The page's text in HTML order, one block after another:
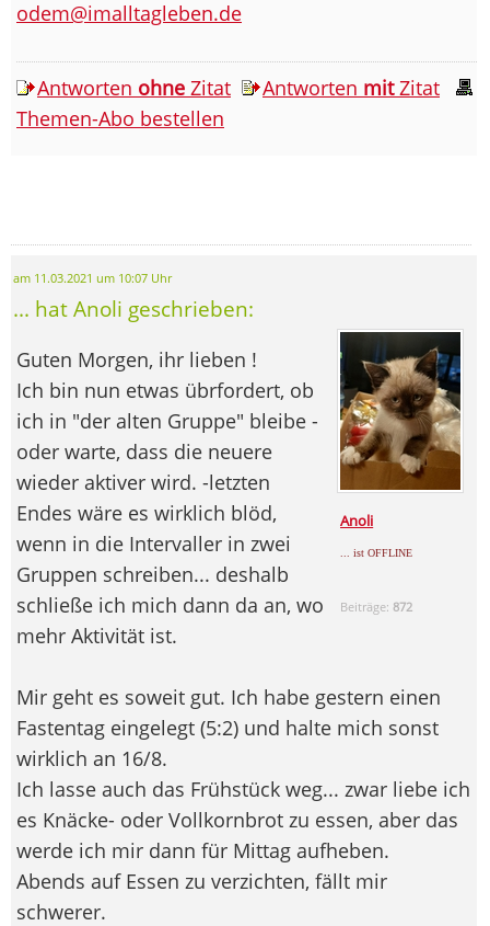
odem@imalltagleben.de
Antworten ohne Zitat Antworten mitZitat
Themen-Abo bestellen
am 11.03.2021 um 10:07 Uhr
... hat Anoli geschrieben:
Anoli
... ist OFFLINE
Beiträge:872
Guten Morgen, ihr lieben !
Ich bin nun etwas übrfordert, ob
ich in "der alten Gruppe" bleibe -
oder warte, dass die neuere
wieder aktiver wird. -letzten
Endes wäre es wirklich blöd,
wenn in die Intervaller in zwei
Gruppen schreiben... deshalb
schließe ich mich dann da an, wo
mehr Aktivität ist.
Mir geht es soweit gut. Ich habe gestern einen
Fastentag eingelegt (5:2) und halte mich sonst
wirklich an 16/8.
Ich lasse auch das Frühstück weg... zwar liebe ich
es Knäcke- oder Vollkornbrot zu essen, aber das
werde ich mir dann für Mittag aufheben.
Abends auf Essen zu verzichten, fällt mir
schwerer.